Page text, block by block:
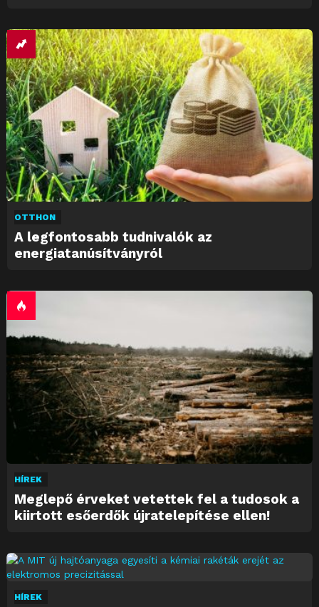
OTTHON
A legfontosabb tudnivalók az
energiatanúsítványról
HÍREK
Meglepő érveket vetettek fel a tudosok a
kiirtott esőerdők újratelepítése ellen!
HÍREK